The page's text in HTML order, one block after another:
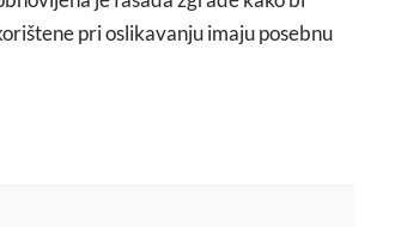
pri oslikavanju imaju posebnu